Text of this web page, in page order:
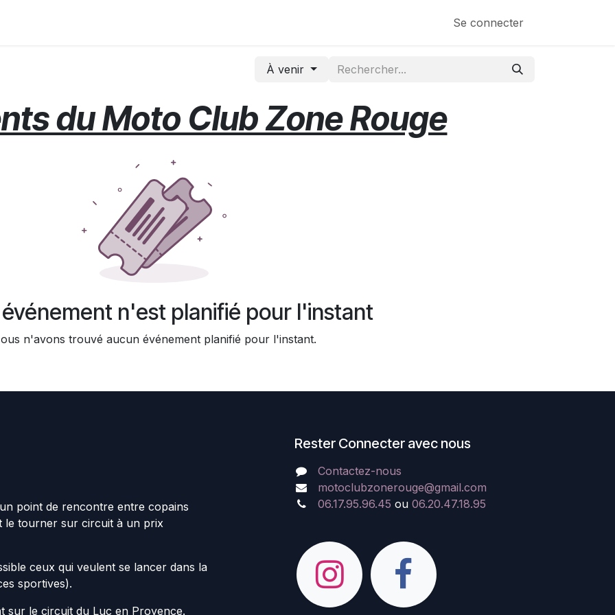
Se connecter
À venir
du Moto Club Zone Rouge
n'est planifié pour l'instant
n'avons trouvé aucun événement planifié pour l'instant.
point de rencontre entre copains
le tourner sur circuit à un prix
ceux qui veulent se lancer dans la
sportives).
sur le circuit du Luc en Provence.
Rester Connecter avec nous
Contactez-nous
motoclubzonerouge@gmail.com
06.17.95.96.45 ou 06.20.47.18.95